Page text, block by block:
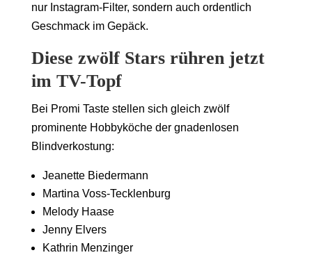
nur Instagram-Filter, sondern auch ordentlich
Geschmack im Gepäck.
Diese zwölf Stars rühren jetzt
im TV-Topf
Bei Promi Tastestellen sich gleich zwölf
prominente Hobbyköche der gnadenlosen
Blindverkostung:
Jeanette Biedermann
Martina Voss-Tecklenburg
Melody Haase
Jenny Elvers
Kathrin Menzinger